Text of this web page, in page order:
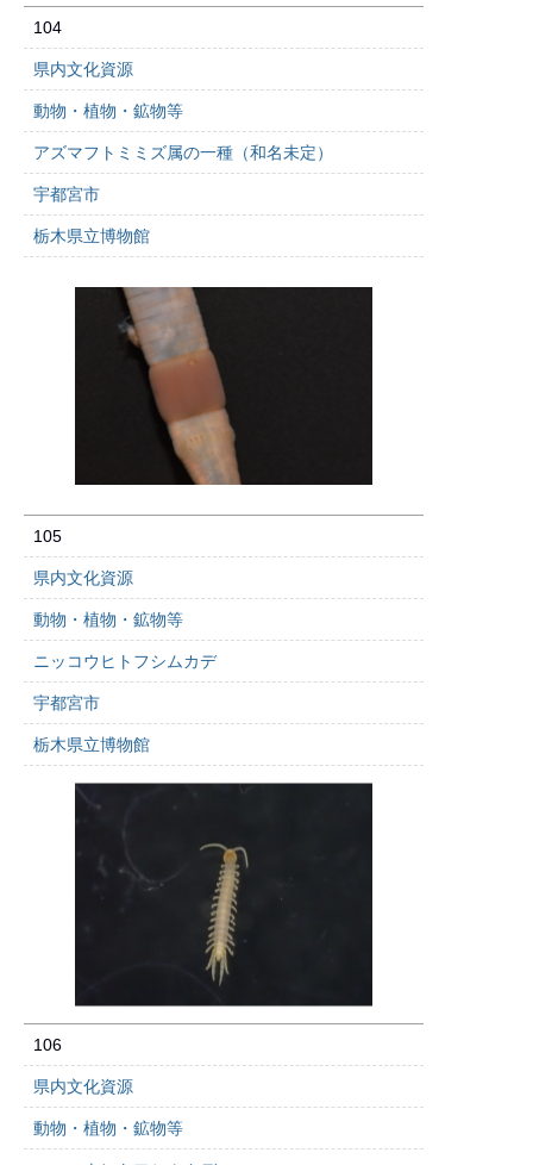
104
県内文化資源
動物・植物・鉱物等
アズマフトミミズ属の一種（和名未定）
宇都宮市
栃木県立博物館
105
県内文化資源
動物・植物・鉱物等
ニッコウヒトフシムカデ
宇都宮市
栃木県立博物館
106
県内文化資源
動物・植物・鉱物等